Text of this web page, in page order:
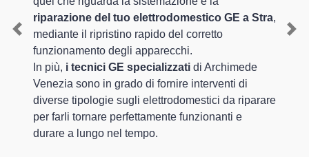
riparazione del tuo elettrodomestico GE a Stra,
mediante il ripristino rapido del corretto
funzionamento degli apparecchi.
In più, i tecnici GE specializzati di Archimede
Venezia sono in grado di fornire interventi di
diverse tipologie sugli elettrodomestici da riparare
per farli tornare perfettamente funzionanti e
durare a lungo nel tempo.
Previous